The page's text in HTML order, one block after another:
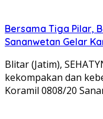
Bersama Tiga Pilar,
Sananwetan Gelar
Blitar (Jatim),
kekompakan dan
Koramil 0808/20